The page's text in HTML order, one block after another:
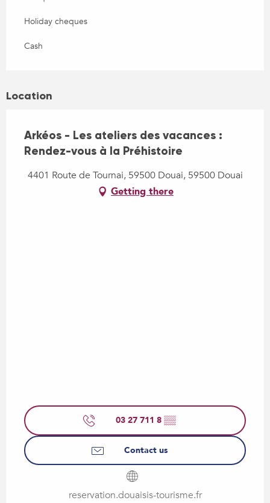
Holiday cheques
Cash
Location
Arkéos - Les ateliers des vacances :
Rendez-vous à la Préhistoire
4401 Route de Tournai, 59500 Douai, 59500 Douai
Getting there
03 27 711 8 ▒▒
Contact us
reservation.douaisis-tourisme.fr